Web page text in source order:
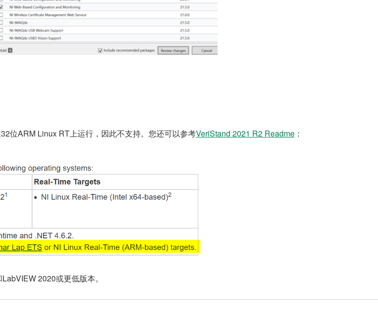
位ARM Linux RT上运行，因此不支持。您还可以参考VeriStand 2021 R2 Readme ：
2020或更低版本。